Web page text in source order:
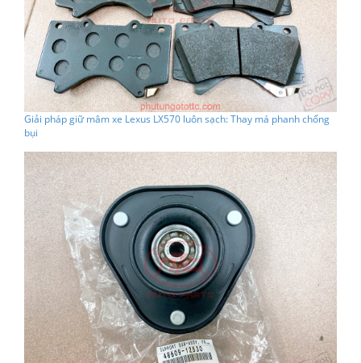
Giải pháp giữ mâm xe Lexus LX570 luôn sạch: Thay má phanh chống
bụi